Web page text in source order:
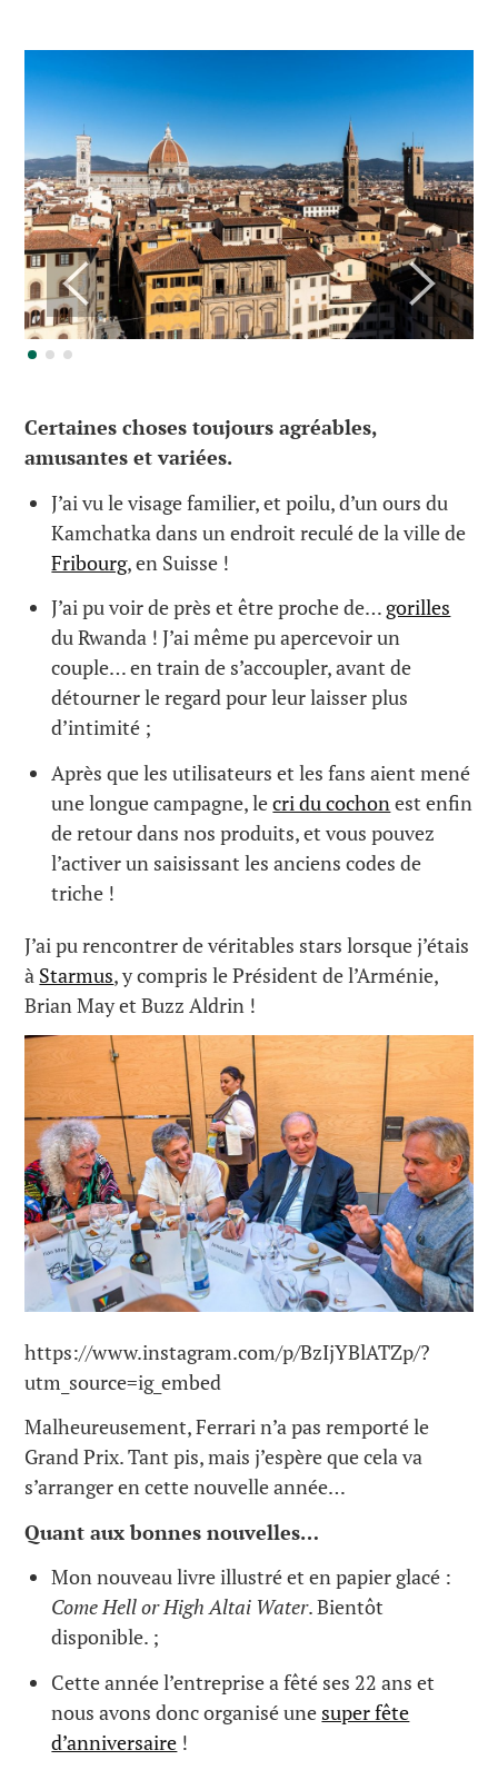
Certaines choses toujours agréables,
amusantes et variées.
J’ai vu le visage familier, et poilu, d’un ours du
Kamchatka dans un endroit reculé de la ville de
Fribourg, en Suisse !
J’ai pu voir de près et être proche de… gorilles
du Rwanda ! J’ai même pu apercevoir un
couple… en train de s’accoupler, avant de
détourner le regard pour leur laisser plus
d’intimité ;
Après que les utilisateurs et les fans aient mené
une longue campagne, lecri du cochon est enfin
de retour dans nos produits, et vous pouvez
l’activer un saisissant les anciens codes de
triche !
J’ai pu rencontrer de véritables stars lorsque j’étais
à Starmus, y compris le Président de l’Arménie,
Brian May et Buzz Aldrin !
https://www.instagram.com/p/BzIjYBlATZp/?
utm_source=ig_embed
Malheureusement, Ferrari n’a pas remporté le
Grand Prix. Tant pis, mais j’espère que cela va
s’arranger en cette nouvelle année…
Quant aux bonnes nouvelles…
Mon nouveau livre illustré et en papier glacé :
Come Hellor High Altai Water. Bientôt
disponible. ;
Cette année l’entreprise a fêté ses 22 ans et
nous avons donc organisé une super fête
d’anniversaire !